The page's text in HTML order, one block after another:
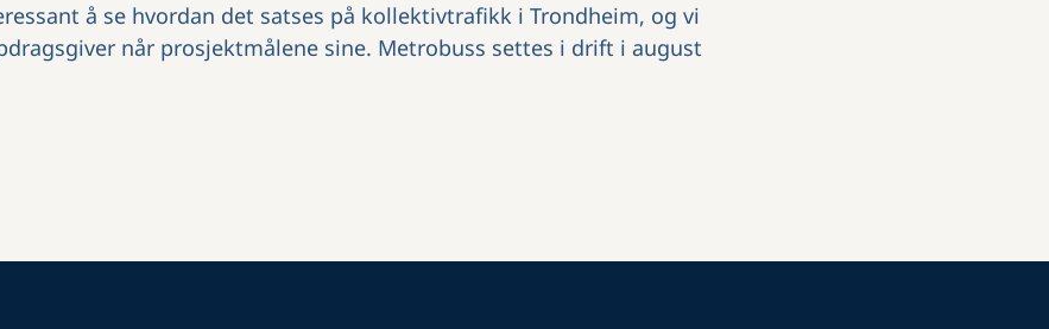
å se hvordan det satses på kollektivtrafikk i Trondheim, og vi
når prosjektmålene sine. Metrobuss settes i drift i august